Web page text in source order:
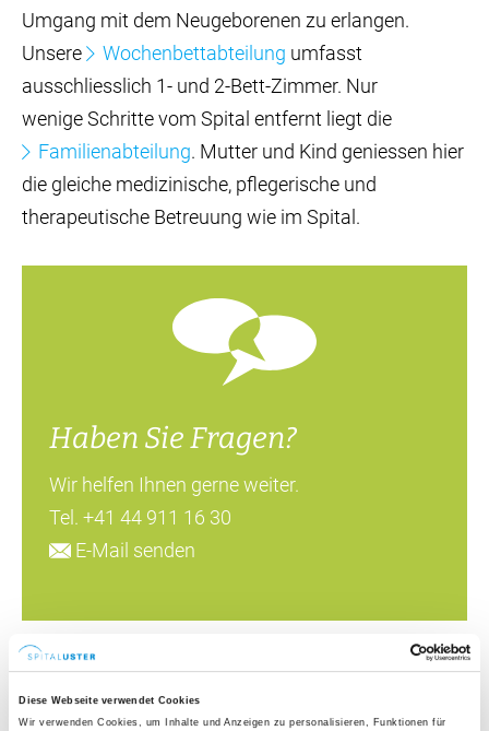
Diese Webseite verwendet Cookies
Wir verwenden Cookies, um Inhalte und Anzeigen zu personalisieren, Funktionen für
Umgang mit dem Neugeborenen zu erlangen.
Unsere
Wochenbettabteilung umfasst
ausschliesslich 1- und 2-Bett-Zimmer. Nur
wenige Schritte vom Spital entfernt liegt die
Familienabteilung. Mutter und Kind geniessen hier
die gleiche medizinische, pflegerische und
therapeutische Betreuung wie im Spital.
Haben Sie Fragen?
Wir helfen Ihnen gerne weiter.
Tel. +41 44 911 16 30
E-Mail senden